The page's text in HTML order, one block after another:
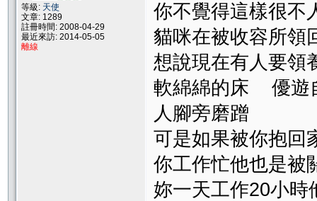
等級: 天使
文章: 1289
註冊時間: 2008-04-29
最近來訪: 2014-05-05
離線
你不覺得這樣很不
貓咪在被收容所領
想說現在有人要領
軟綿綿的床 優遊
人腳旁磨蹭
可是如果被你抱回
你工作忙他也是被
妳一天工作20小時